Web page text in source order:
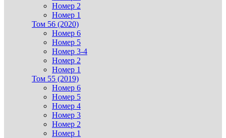
Номер 2
Номер 1
Том 56 (2020)
Номер 6
Номер 5
Номер 3-4
Номер 2
Номер 1
Том 55 (2019)
Номер 6
Номер 5
Номер 4
Номер 3
Номер 2
Номер 1